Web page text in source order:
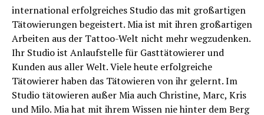
international erfolgreiches Studio das mit großartigen
Tätowierungen begeistert. Mia ist mit ihren großartigen
Arbeiten aus der Tattoo-Welt nicht mehr wegzudenken.
Ihr Studio ist Anlaufstelle für Gasttätowierer und
Kunden aus aller Welt. Viele heute erfolgreiche
Tätowierer haben das Tätowieren von ihr gelernt. Im
Studio tätowieren außer Mia auch Christine, Marc, Kris
und Milo. Mia hat mit ihrem Wissen nie hinter dem Berg